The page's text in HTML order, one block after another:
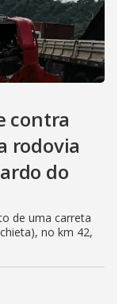
contra
rodovia
do
de uma carreta
no km 42,